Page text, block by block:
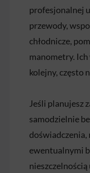
profesjonalnej
przewody,
chłodnicze,
manometry.
kolejny, często
Jeśli planujesz
samodzielnie
doświadczenia,
ewentualnymi
nieszczelnością